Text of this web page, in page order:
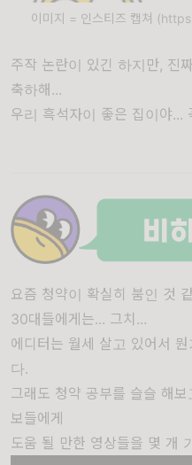
이미지 = 인스티즈 캡쳐
주작 논란이 있긴 하지만, 진
축하해...
우리 흑석자이 좋은 집이야...
요즘 청약이 확실히 붐인 것
30대들에게는... 그치...
에디터는 월세 살고 있어서
다.
그래도 청약 공부를 슬슬 해
보들에게
도움 될 만한 영상들을 몇 개